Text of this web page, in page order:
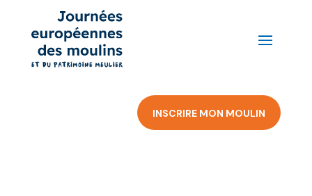
INSCRIRE MON MOULIN